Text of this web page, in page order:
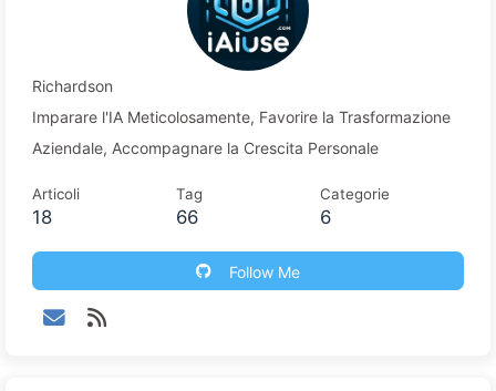
Richardson
Imparare l'IA Meticolosamente, Favorire la Trasformazione
Aziendale, Accompagnare la Crescita Personale
Articoli
18
Tag
66
Categorie
6
Follow Me